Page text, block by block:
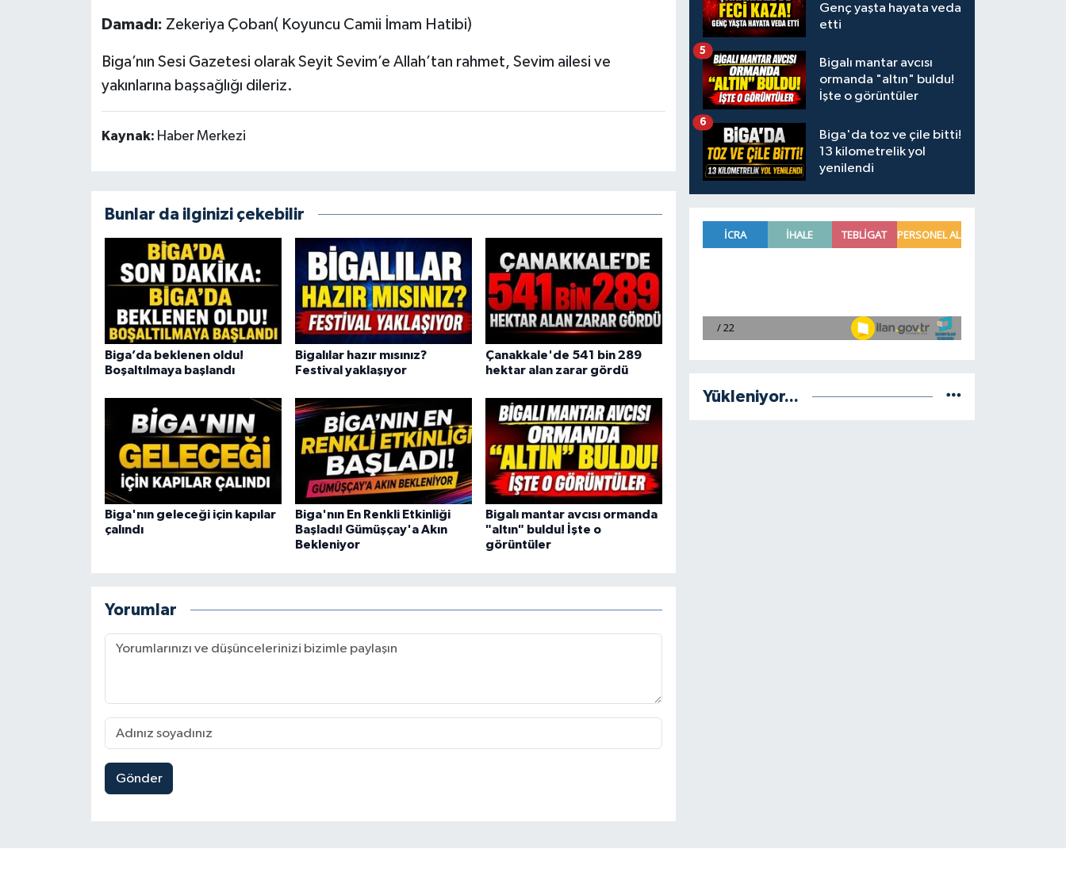
Damadı: Zekeriya Çoban( Koyuncu Camii İmam Hatibi)
Biga’nın Sesi Gazetesi olarak Seyit Sevim’e Allah’tan rahmet, Sevim ailesi ve
yakınlarına başsağlığı dileriz.
Kaynak: Haber Merkezi
Bunlar da ilginizi çekebilir
Biga’da beklenen oldu!
Boşaltılmaya başlandı
Bigalılar hazır mısınız?
Festival yaklaşıyor
Çanakkale'de 541 bin 289
hektar alan zarar gördü
Biga'nın geleceği için kapılar
çalındı
Biga'nın En Renkli Etkinliği
Başladı! Gümüşçay'a Akın
Bekleniyor
Bigalı mantar avcısı ormanda
"altın" buldu! İşte o
görüntüler
Yorumlar
Gönder
Genç yaşta hayata veda
etti
Bigalı mantar avcısı
ormanda "altın" buldu!
İşte o görüntüler
5
Biga'da toz ve çile bitti!
13 kilometrelik yol
yenilendi
6
Yükleniyor...